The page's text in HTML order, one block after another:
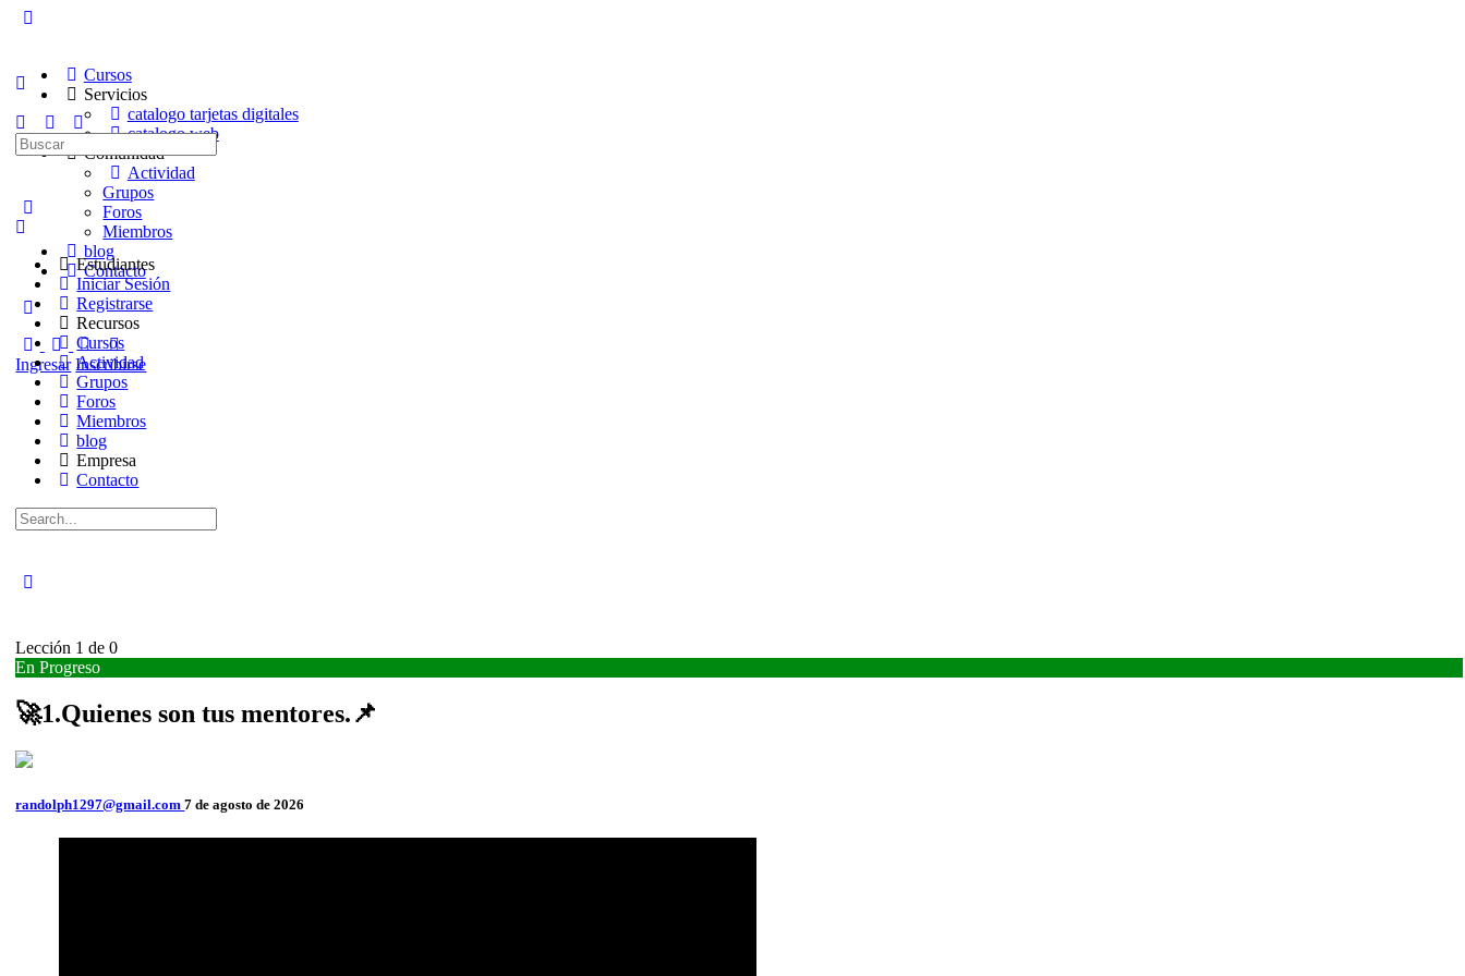
Cursos
Servicios
catalogo tarjetas digitales
catalogo web
Comunidad
Actividad
Grupos
Foros
Miembros
blog
Contacto
Ingresar Inscribirse
Buscar:
Estudiantes
Iniciar Sesión
Registrarse
Recursos
Cursos
Actividad
Grupos
Foros
Miembros
blog
Empresa
Contacto
Buscar:
Lección 1de 0
En Progreso
🚀1.Quienes son tus mentores.📌
randolph1297@gmail.com7 de agosto de 2026